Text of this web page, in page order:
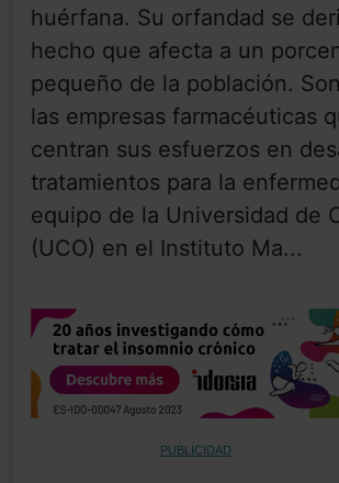
huérfana. Su orfandad se
hecho que afecta a un
pequeño de la población.
las empresas farmacéuticas
centran sus esfuerzos en
tratamientos para la
equipo de la Universidad de
(UCO) en el Instituto Ma...
PUBLICIDAD